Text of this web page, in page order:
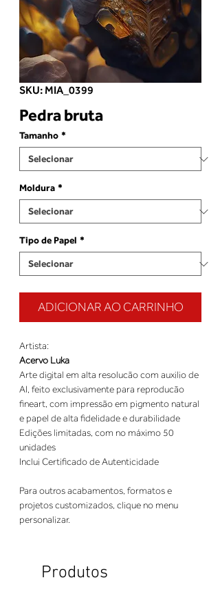
SKU: MIA_0399
Pedra bruta
Tamanho *
Moldura *
Tipo de Papel *
ADICIONAR AO CARRINHO
Artista:
Acervo Luka
Arte digital em alta resolucão com auxilio de
AI, feito exclusivamente para reproducão
fineart, com impressão em pigmento natural
e papel de alta fidelidade e durabilidade
Edições limitadas, com no máximo 50
unidades
Inclui Certificado de Autenticidade
Para outros acabamentos, formatos e
projetos customizados, clique no menu
personalizar.
Produtos